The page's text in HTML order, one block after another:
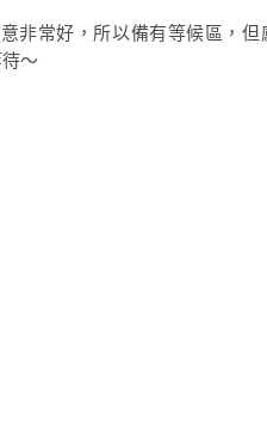
非常好，所以備有等候區，但
～